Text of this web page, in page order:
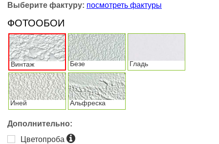
Выберите фактуру: посмотреть фактуры
ФОТООБОИ
Винтаж Безе Гладь
Иней Альфреска
Дополнительно:
Цветопроба